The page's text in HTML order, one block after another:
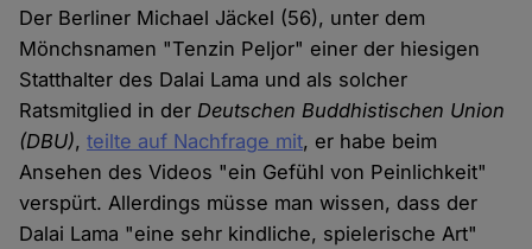
Der Berliner Michael Jäckel (56), unter dem
Mönchsnamen "Tenzin Peljor" einer der hiesigen
Statthalter des Dalai Lama und als solcher
Ratsmitglied in der Deutschen Buddhistischen Union
(DBU),teilte auf Nachfrage mit, er habe beim
Ansehen des Videos "ein Gefühl von Peinlichkeit"
verspürt. Allerdings müsse man wissen, dass der
Dalai Lama "eine sehr kindliche, spielerische Art"